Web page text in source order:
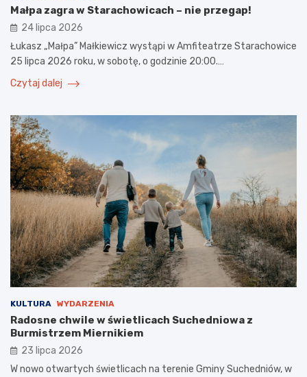
Małpa zagra w Starachowicach – nie przegap!
24 lipca 2026
Łukasz „Małpa” Małkiewicz wystąpi w Amfiteatrze Starachowice
25 lipca 2026 roku, w sobotę, o godzinie 20:00.…
Czytaj dalej
KULTURA WYDARZENIA
Radosne chwile w świetlicach Suchedniowa z
Burmistrzem Miernikiem
23 lipca 2026
W nowo otwartych świetlicach na terenie Gminy Suchedniów, w